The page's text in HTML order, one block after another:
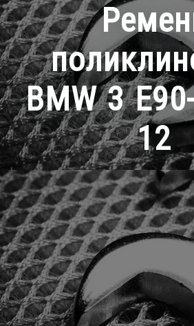
BMW 3
12